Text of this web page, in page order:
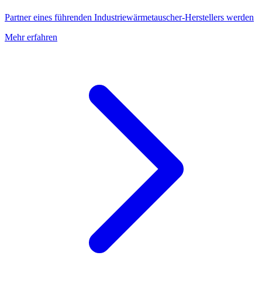
Partner eines führenden Industriewärmetauscher-Herstellers werden
Mehr erfahren